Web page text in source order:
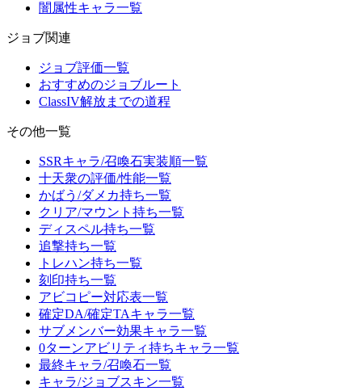
闇属性キャラ一覧
ジョブ関連
ジョブ評価一覧
おすすめのジョブルート
ClassIV解放までの道程
その他一覧
SSRキャラ/召喚石実装順一覧
十天衆の評価/性能一覧
かばう/ダメカ持ち一覧
クリア/マウント持ち一覧
ディスペル持ち一覧
追撃持ち一覧
トレハン持ち一覧
刻印持ち一覧
アビコピー対応表一覧
確定DA/確定TAキャラ一覧
サブメンバー効果キャラ一覧
0ターンアビリティ持ちキャラ一覧
最終キャラ/召喚石一覧
キャラ/ジョブスキン一覧